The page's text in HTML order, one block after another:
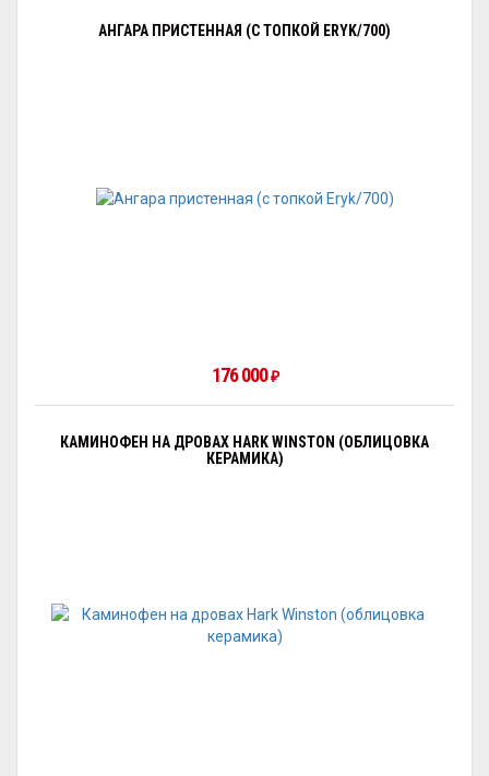
АНГАРА ПРИСТЕННАЯ (С ТОПКОЙ ERYK/700)
176 000₽
КАМИНОФЕН НА ДРОВАХ HARK WINSTON (ОБЛИЦОВКА
КЕРАМИКА)